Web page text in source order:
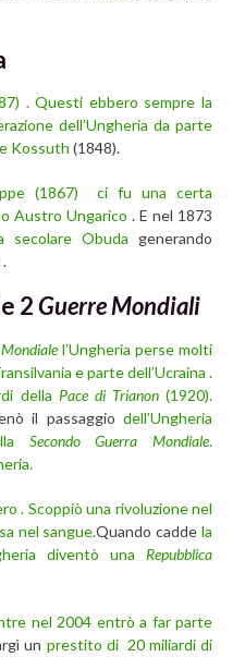
. Questi ebbero sempre la
dell’Ungheria da parte
Kossuth (1848).
(1867) ci fu una certa
Austro Ungarico . E nel 1873
Obuda generando
.
2Guerre Mondiali
l’Ungheria perse molti
e parte dell’Ucraina .
della Pace di Trianon(1920).
il passaggio dell’Ungheria
Secondo Guerra Mondiale.
. Scoppiò una rivoluzione nel
nel sangue.Quando caddela
diventò una Repubblica
nel 2004 entrò a far parte
un prestito di 20 miliardi di